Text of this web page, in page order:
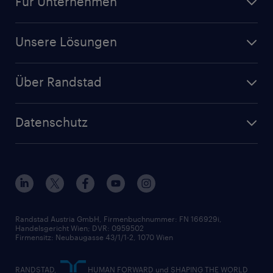
Jobs in Oberösterreich
Lager & Logistik
Jetzt Personal anfragen
Randstad Operational
HR-Portal
Unsere Lösungen
Über Randstad
Unsere Historie
Datenschutz
Nutzungsbestimmungen
Widerrufsformular
Randstad Austria GmbH, Firmenbuchnummer: FN 166929i,
Handelsgericht Wien; DVR: 0959502
Firmensitz: Neubaugasse 43/1/1-2, 1070 Wien
RANDSTAD, HUMAN FORWARD und SHAPING THE WORLD